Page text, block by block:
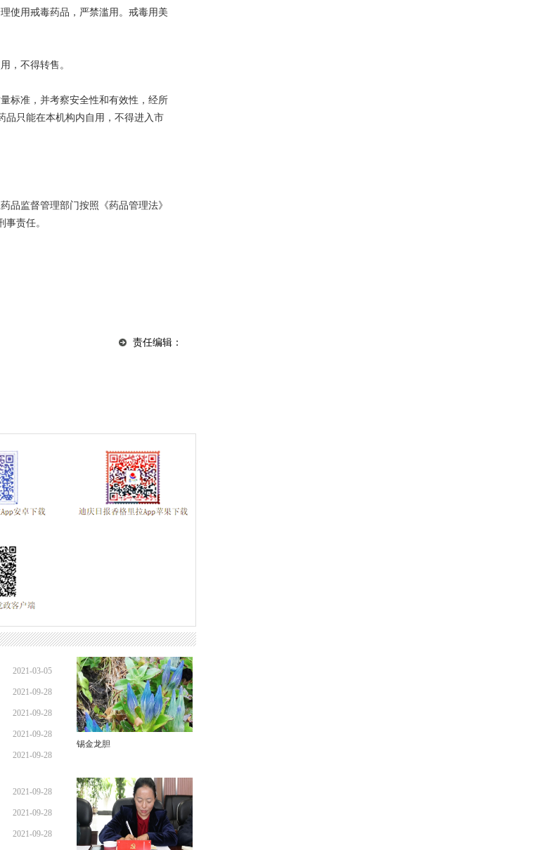
使用戒毒药品，严禁滥用。戒毒用美
，不得转售。
标准，并考察安全性和有效性，经所
品只能在本机构内自用，不得进入市
品监督管理部门按照《药品管理法》
责任。
责任编辑：
2021-03-05
2021-09-28
2021-09-28
2021-09-28
2021-09-28
2021-09-28
2021-09-28
2021-09-28
锡金龙胆